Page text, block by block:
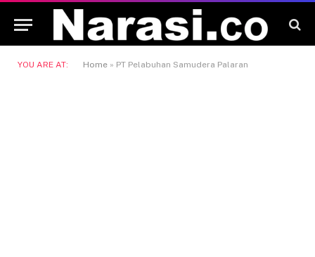
YOU ARE AT: Home » PT Pelabuhan Samudera Palaran